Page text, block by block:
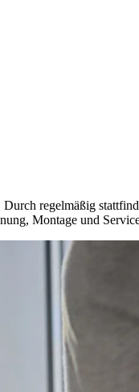
regelmäßig
Montage und